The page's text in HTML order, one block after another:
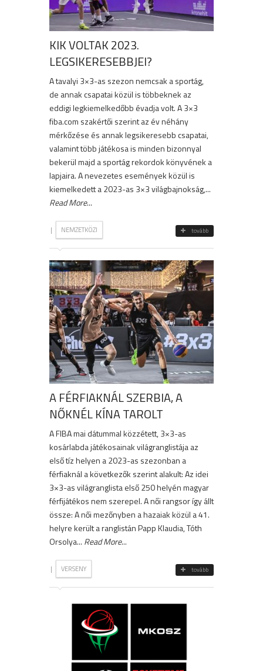
KIK VOLTAK 2023.
LEGSIKERESEBBJEI?
A tavalyi 3×3-as szezon nemcsak a sportág,
de annak csapatai közül is többeknek az
eddigi legkiemelkedőbb évadja volt. A 3×3
fiba.com szakértői szerint az év néhány
mérkőzése és annak legsikeresebb csapatai,
valamint több játékosa is minden bizonnyal
bekerül majd a sportág rekordok könyvének a
lapjaira. A nevezetes események közül is
kiemelkedett a 2023-as 3×3 világbajnokság,...
Read More...
| NEMZETKÖZI tovább
A FÉRFIAKNÁL SZERBIA, A
NŐKNÉL KÍNA TAROLT
A FIBA mai dátummal közzétett, 3×3-as
kosárlabda játékosainak világranglistája az
első tíz helyen a 2023-as szezonban a
férfiaknál a következők szerint alakult: Az idei
3×3-as világranglista első 250 helyén magyar
férfijátékos nem szerepel. A női rangsor így állt
össze: A női mezőnyben a hazaiak közül a 41.
helyre került a ranglistán Papp Klaudia, Tóth
Orsolya... Read More...
| VERSENY tovább